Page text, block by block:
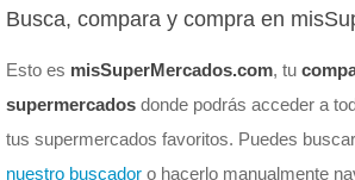
Busca, compara y compra en
Esto es misSuperMercados.com, tu
supermercados donde podrás acceder a
tus supermercados favoritos. Puedes
nuestro buscador o hacerlo manualmente